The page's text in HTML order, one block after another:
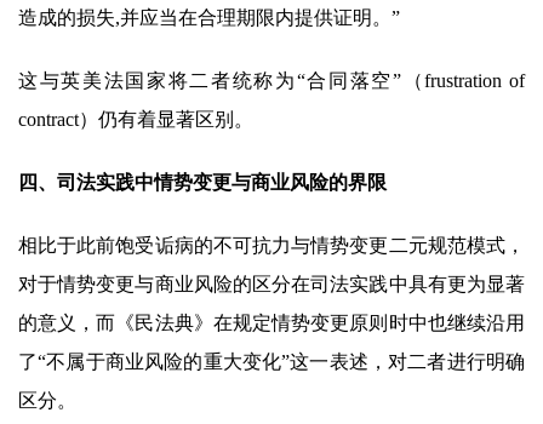
造成的损失,并应当在合理期限内提供证明。”
这与英美法国家将二者统称为“合同落空”（frustration of
contract）仍有着显著区别。
四、司法实践中情势变更与商业风险的界限
相比于此前饱受诟病的不可抗力与情势变更二元规范模式，
对于情势变更与商业风险的区分在司法实践中具有更为显著
的意义，而《民法典》在规定情势变更原则时中也继续沿用
了“不属于商业风险的重大变化”这一表述，对二者进行明确
区分。